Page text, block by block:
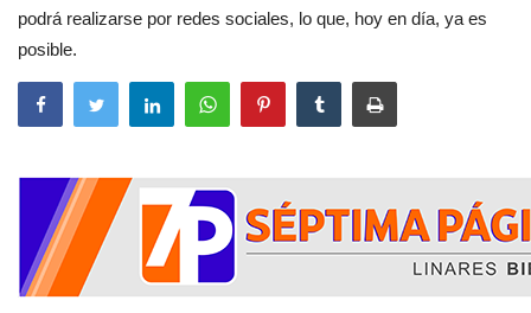
podrá realizarse por redes sociales, lo que, hoy en día, ya es
posible.